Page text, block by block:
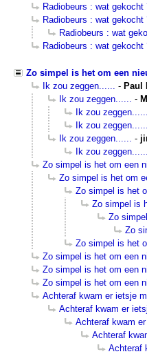
Radiobeurs : wat gekocht
Radiobeurs : wat gekocht
Radiobeurs : wat
Radiobeurs : wat gekocht
Zo simpel is het om een
Ik zou zeggen......
- Paul
Ik zou zeggen......
-
Ik zou zeggen......
Ik zou zeggen......
Ik zou zeggen......
-
Ik zou zeggen......
Zo simpel is het om een
Zo simpel is het om
Zo simpel is het
Zo simpel is
Zo
Zo
Zo simpel is het
Zo simpel is het om een
Zo simpel is het om een
Zo simpel is het om een
Achteraf kwam er ietsje
Achteraf kwam er
Achteraf kwam
Achteraf
Achteraf